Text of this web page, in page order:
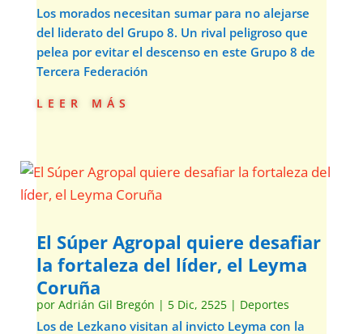
Los morados necesitan sumar para no alejarse
del liderato del Grupo 8. Un rival peligroso que
pelea por evitar el descenso en este Grupo 8 de
Tercera Federación
leer más
El Súper Agropal quiere desafiar
la fortaleza del líder, el Leyma
Coruña
por Adrián Gil Bregón | 5 Dic, 2525| Deportes
Los de Lezkano visitan al invicto Leyma con la